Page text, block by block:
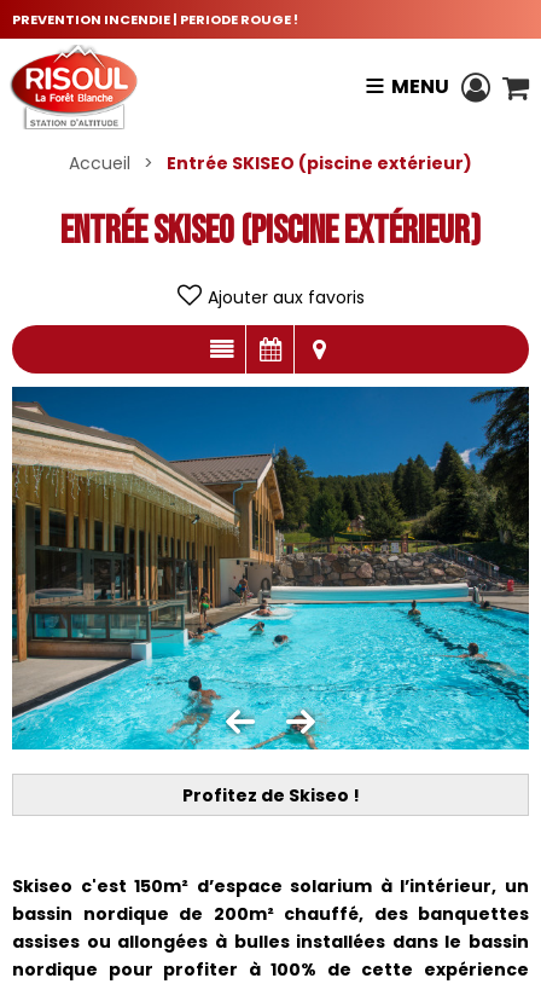
PREVENTION INCENDIE | PERIODE ROUGE !
MENU
Accueil > Entrée SKISEO (piscine extérieur)
Entrée SKISEO (piscine extérieur)
Ajouter aux favoris
Profitez de Skiseo !
Skiseo c'est 150m² d’espace solarium à l’intérieur, un
bassin nordique de 200m² chauffé, des banquettes
assises ou allongées à bulles installées dans le bassin
nordique pour profiter à 100% de cette expérience